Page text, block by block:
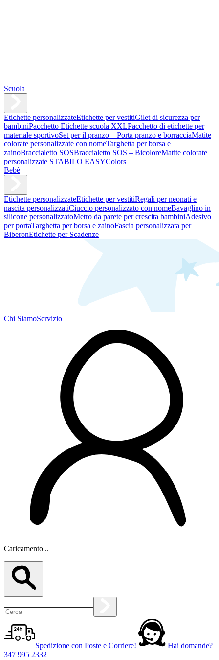
Scuola
Etichette personalizzateEtichette per vestitiGilet di sicurezza per
bambiniPacchetto Etichette scuola XXLPacchetto di etichette per
materiale sportivoSet per il pranzo – Porta pranzo e borracciaMatite
colorate personalizzate con nomeTarghetta per borsa e
zainoBraccialetto SOSBraccialetto SOS – BicoloreMatite colorate
personalizzate STABILO EASYColors
Bebè
Etichette personalizzateEtichette per vestitiRegali per neonati e
nascita personalizzatiCiuccio personalizzato con nomeBavaglino in
silicone personalizzatoMetro da parete per crescita bambiniAdesivo
per portaTarghetta per borsa e zainoFascia personalizzata per
BiberonEtichette per Scadenze
Chi SiamoServizio
Caricamento...
Spedizione con Poste e Corriere!
Hai domande?
347 995 2332